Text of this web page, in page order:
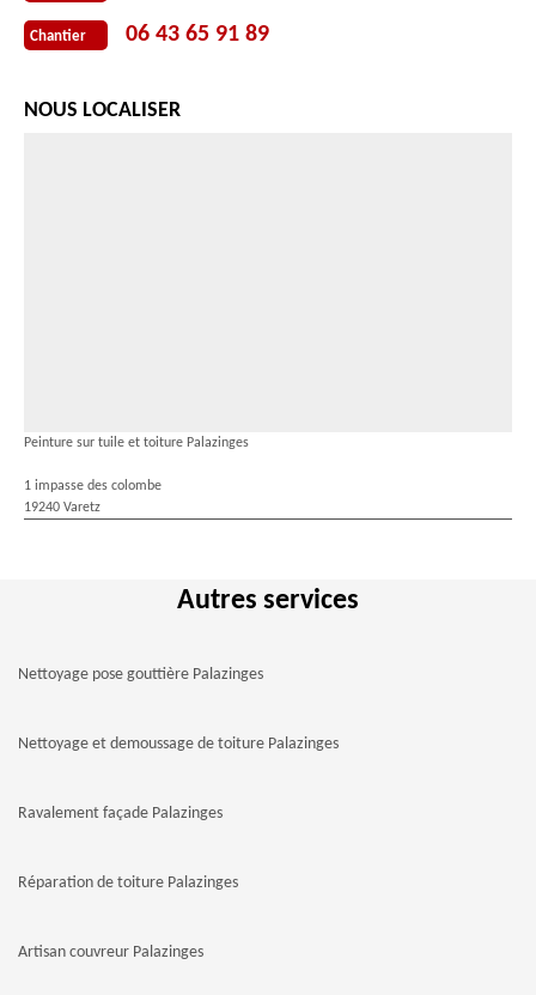
Chantier 06 43 65 91 89
NOUS LOCALISER
Peinture sur tuile et toiture Palazinges
1 impasse des colombe
19240 Varetz
Autres services
Nettoyage pose gouttière Palazinges
Nettoyage et demoussage de toiture Palazinges
Ravalement façade Palazinges
Réparation de toiture Palazinges
Artisan couvreur Palazinges